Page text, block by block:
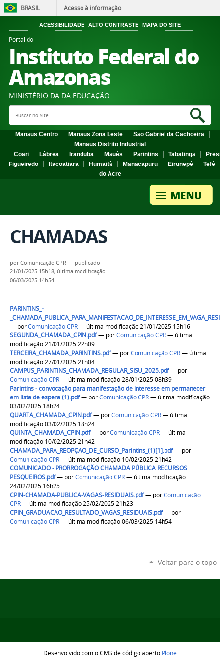
BRASIL Acesso à informação
ACESSIBILIDADE ALTO CONTRASTE MAPA DO SITE
Portal do
Instituto Federal do
Amazonas
MINISTÉRIO DA DA EDUCAÇÃO
Search Site
Manaus Centro Manaus Zona Leste
São Gabriel da Cachoeira
Manaus Distrito Industrial
Coari
Lábrea Iranduba Maués Parintins Tabatinga
Figueiredo
Itacoatiara Humaitá Manacapuru Eirunepé
Tefé
do Acre
CHAMADAS
porComunicação CPR — publicado
21/01/2025 15h18, última modificação
06/03/2025 14h54
PARINTINS_-
— porComunicação CPR— última modificação 21/01/2025 15h16
SEGUNDA_CHAMADA_CPIN.pdf— porComunicação CPR— última
modificação 21/01/2025 22h09
TERCEIRA_CHAMADA_PARINTINS.pdf— porComunicação CPR— última
modificação 27/01/2025 21h04
CAMPUS_PARINTINS_CHAMADA_REGULAR_SISU_2025.pdf— por
Comunicação CPR— última modificação 28/01/2025 08h39
Parintins - convocação para manifestação de interesse em permanecer
em lista de espera (1).pdf— porComunicação CPR— última modificação
03/02/2025 18h24
QUARTA_CHAMADA_CPIN.pdf— porComunicação CPR— última
modificação 03/02/2025 18h24
QUINTA_CHAMADA_CPIN.pdf— porComunicação CPR— última
modificação 10/02/2025 21h42
CHAMADA_PARA_REOPÇAO_DE_CURSO_Parintins_(1)[1].pdf— por
Comunicação CPR— última modificação 10/02/2025 21h42
COMUNICADO - PRORROGAÇÃO CHAMADA PÚBLICA RECURSOS
PESQUEIROS.pdf— porComunicação CPR— última modificação
24/02/2025 16h25
CPIN-CHAMADA-PUBLICA-VAGAS-RESIDUAIS.pdf— porComunicação
CPR— última modificação 25/02/2025 21h23
CPIN_GRADUACAO_RESULTADO_VAGAS_RESIDUAIS.pdf— por
Comunicação CPR— última modificação 06/03/2025 14h54
Voltar para o topo
Desenvolvido com o CMS de código aberto Plone